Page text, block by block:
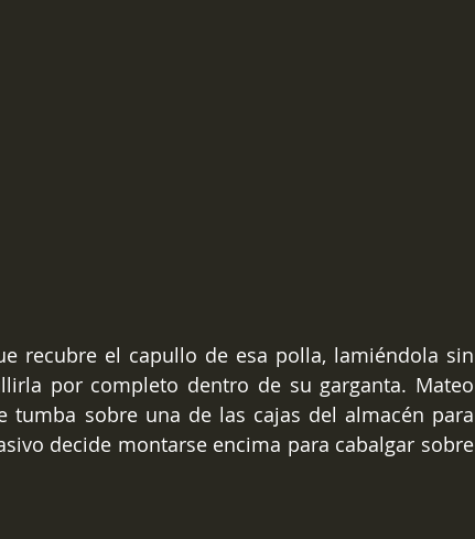
recubre el capullo de esa polla, lamiéndola sin
por completo dentro de su garganta. Mateo
tumba sobre una de las cajas del almacén para
decide montarse encima para cabalgar sobre